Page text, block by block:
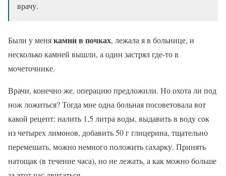
врачу.
Были у менякамни в почках, лежала я в больнице, и
несколько камней вышли, а один застрял где-то в
мочеточнике.
Врачи, конечно же, операцию предложили. Но охота ли под
нож ложиться? Тогда мне одна больная посоветовала вот
какой рецепт: налить 1,5 литра воды, выдавить в воду сок
из четырех лимонов, добавить 50 г глицерина, тщательно
перемешать, можно немного положить сахарку. Принять
натощак (в течение часа), но не лежать, а как можно больше